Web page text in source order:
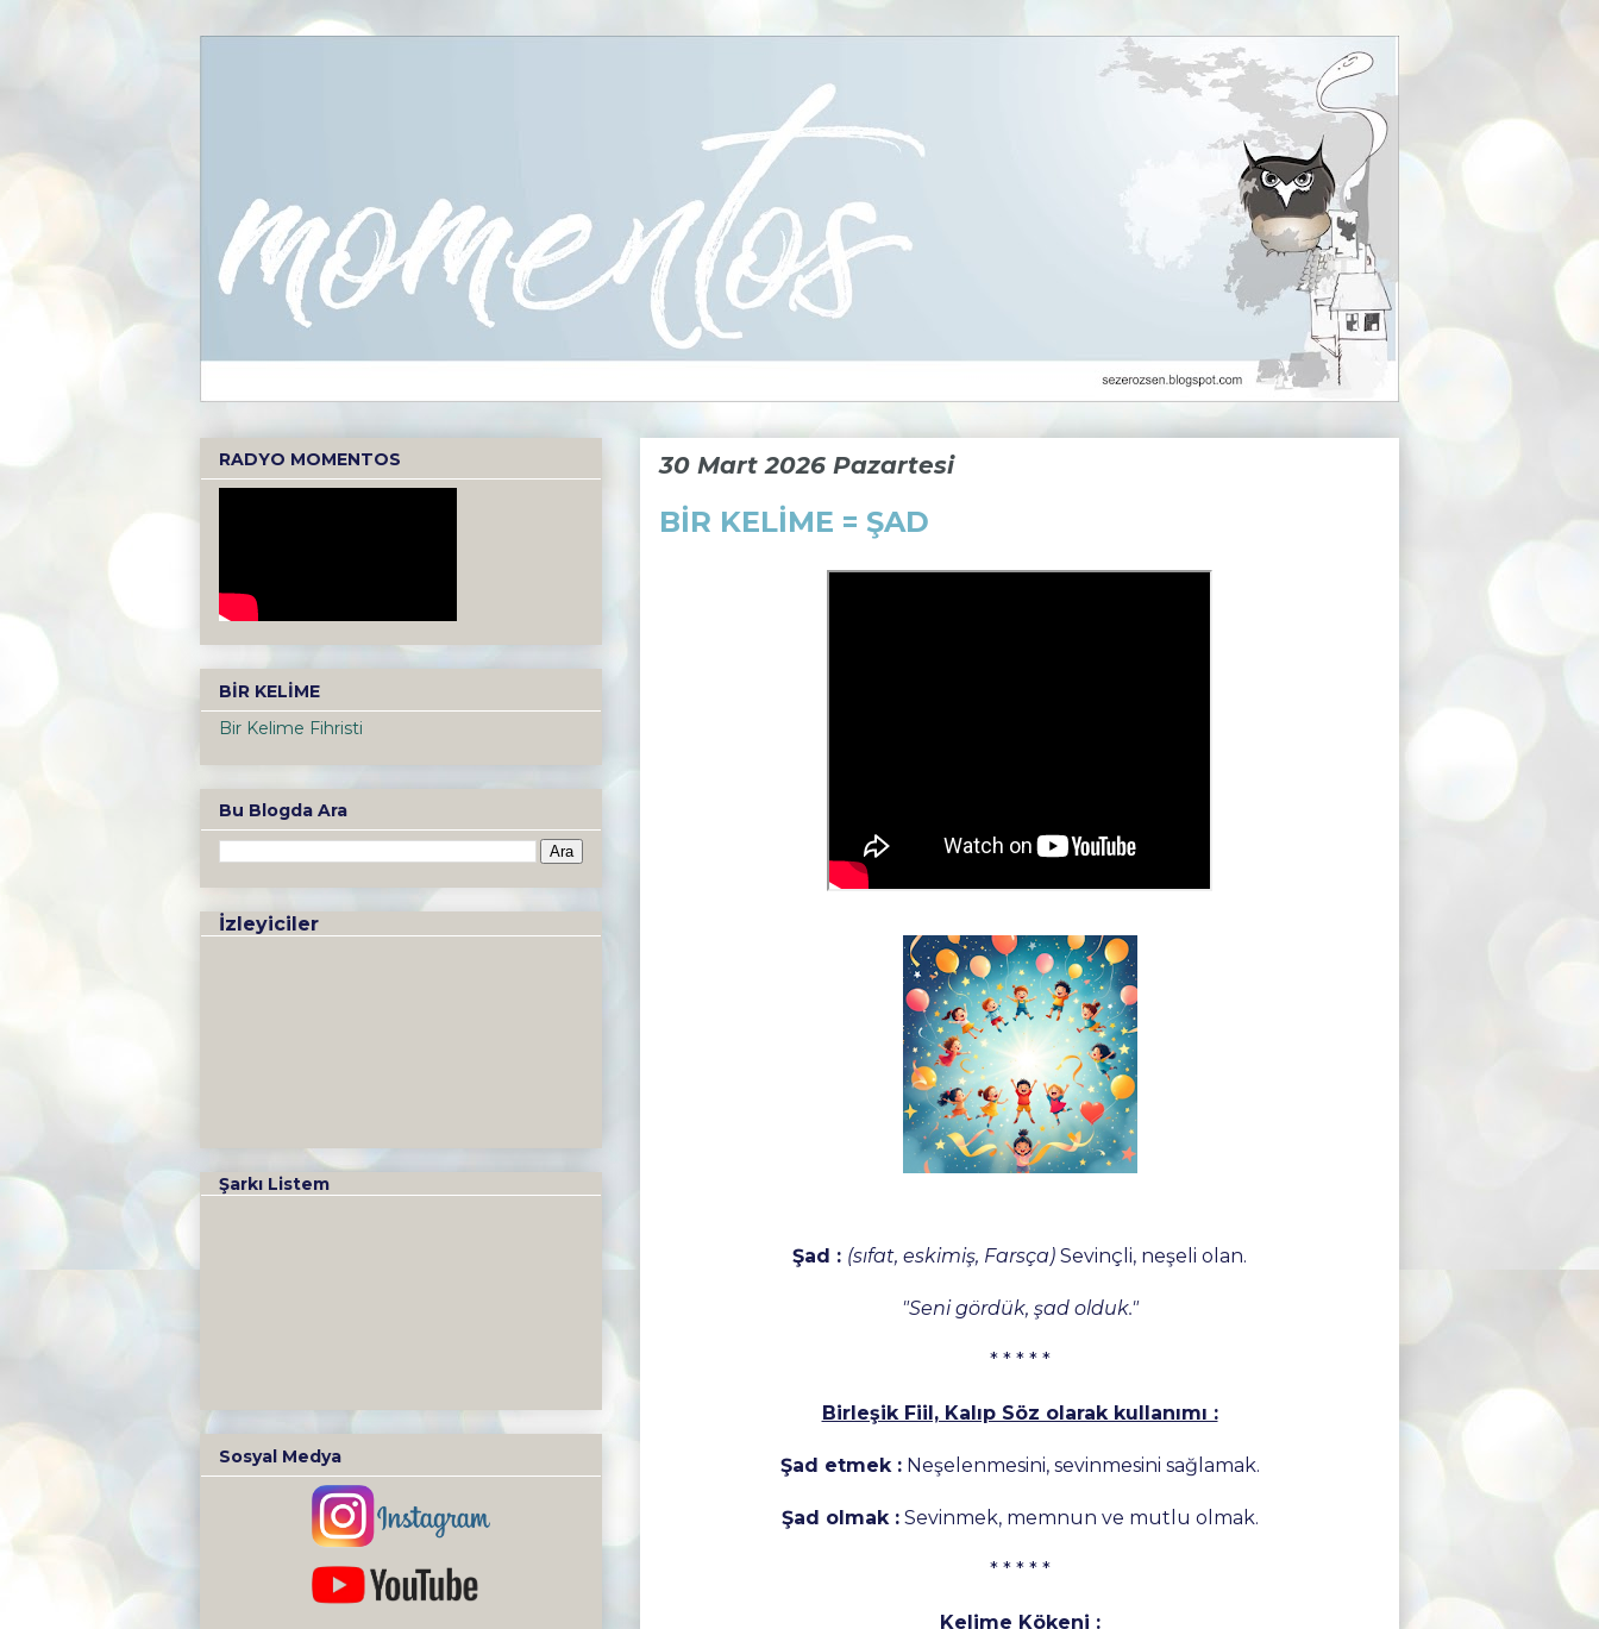
30 Mart 2026 Pazartesi
BİR KELİME = ŞAD
Şad : (sıfat, eskimiş, Farsça) Sevinçli, neşeli olan.
"Seni gördük, şad olduk."
* * * * *
Birleşik Fiil, Kalıp Söz olarak kullanımı :
Şad etmek :Neşelenmesini, sevinmesini sağlamak.
Şad olmak :Sevinmek, memnun ve mutlu olmak.
* * * * *
Kelime Kökeni :
RADYO MOMENTOS
BİR KELİME
Bir Kelime Fihristi
Bu Blogda Ara
İzleyiciler
Şarkı Listem
Sosyal Medya